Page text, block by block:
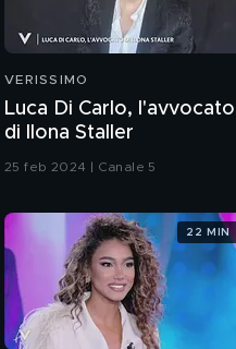
VERISSIMO
Luca Di Carlo, l'avvocato
di Ilona Staller
25 feb 2024 | Canale 5
22 MIN